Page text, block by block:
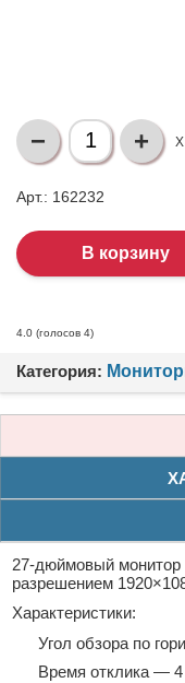
X
Арт.: 162232
4.0 (голосов 4)
Категория:
27-дюймовый монитор
разрешением
Характеристики:
Угол обзора по
Время отклика —